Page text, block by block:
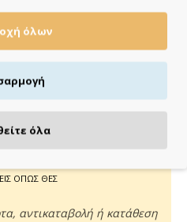
σου σε 1 - 2 εργάσιμες
ΟΠΩΣ ΘΕΣ
αντικαταβολή ή κατάθεση
όλων
όλα